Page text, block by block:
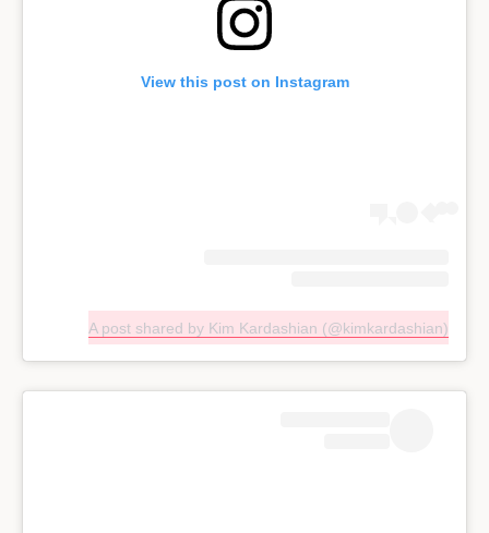
View this post on Instagram
A post shared by Kim Kardashian (@kimkardashian)